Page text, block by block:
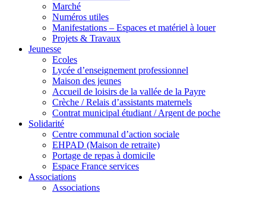
Marché
Numéros utiles
Manifestations – Espaces et matériel à louer
Projets & Travaux
Jeunesse
Ecoles
Lycée d’enseignement professionnel
Maison des jeunes
Accueil de loisirs de la vallée de la Payre
Crèche / Relais d’assistants maternels
Contrat municipal étudiant / Argent de poche
Solidarité
Centre communal d’action sociale
EHPAD (Maison de retraite)
Portage de repas à domicile
Espace France services
Associations
Associations